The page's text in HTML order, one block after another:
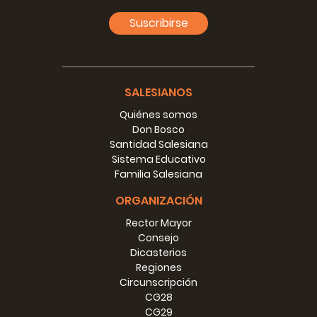
appartiene, non a ciascuna casa o a ciascuna ispettoria,
ma a tutta la Pia Società. — Dà norme direttive e vigila su
possedere, conservare, alienare gl'immobili; sulle
notevoli, di cui manda i disegni debitamente approvati,
senza dei quali non è permesso por mano ai lavori; sulle 'liti
concernenti interessi materiali; sull'investimento dei
capitali mobili, sulla quantità di questi proporzionata ai
corrispondenti impegni, e sulla sicurezza della loro
materiale custodia. — Ha cura di promuovere con
Il Consigliere Scolastico Generale ha la cura delle Scuole e
degli Studi; si occupa, d'intesa col Rettor Maggiore, del
trasferimento dei Confratelli Chierici o Sacerdoti da una
Ispettoria ad un'altra; di assegnare alle varie Ispettorie il
personale che dipende direttamente dal Capitolo
Superiore; di far le pratiche per avere dalle Ispettorie quello
Suscribirse
SALESIANOS
Quiénes somos
Don Bosco
Santidad Salesiana
Sistema Educativo
Familia Salesiana
ORGANIZACIÓN
Rector Mayor
Consejo
Dicasterios
Regiones
Circunscripción
CG28
CG29